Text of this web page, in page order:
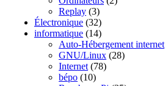
Replay (3)
Électronique (32)
informatique (14)
Auto-Hébergement internet
GNU/Linux (28)
Internet (78)
bépo (10)